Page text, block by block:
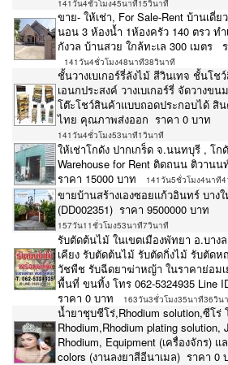
141วัน4ชั่วโมง45นาที15วินาที
ขาย- ให้เช่า, For Sale-Rent บ้านเดี่
นอน 3 ห้องน้ำ 1ห้องครัว 140 ตรว ทำ
กังวล บ้านสวย ใกล้ทะเล 300 เมตร
141วัน4ชั่วโมง48นาที38วินาที
ชั้นวางเบเกอร์รี่ลังไม้ สีวินเทจ ชั้นโช
เอนกประสงค์ วางเบเกอร์รี่ จัดวางข
โต๊ะโชว์สินค้าแบบถอดประกอบได้ สิ
ไทย คุณภาพส่งออก ราคา 0 บาท
141วัน4ชั่วโมง53นาที1วินาที
ให้เช่าโกดัง ปากเกร็ด จ.นนทบุรี , โก
Warehouse for Rent ติดถนน ติวานน
ราคา 15000 บาท
141วัน5ชั่วโมง4นาที
ขายบ้านสร้างเองซอยแก้วอินทร์ บาง
(DD002351) ราคา 9500000 บาท
157วัน11ชั่วโมง53นาที7วินาที
รับตัดต้นไม้ ในเขตเมืองพัทยา อ.บาง
เคียง รับตัดต้นไม้ รับตัดกิ่งไม้ รับตัด
วัชพืช รับฉีดยาฆ่าหญ้า ในราคาย่อมเ
พื้นที่ ขนทิ้ง โทร 062-5324935 Line
ราคา 0 บาท
163วัน3ชั่วโมง35นาที36วิน
น้ำยาชุบชีโร่,Rhodium solution,ซีโร่
Rhodium,Rhodium plating solution,
Rhodium, Equipment (เครื่องจักร) แ
colors (งานลงยาสีอีนาเมล) ราคา 0